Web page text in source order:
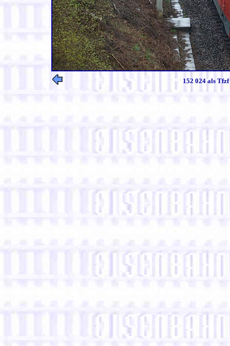
152 024 als